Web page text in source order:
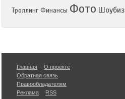
Троллинг Финансы Фото Шоубиз
Главная
О проекте
Обратная связь
Правообладателям
Реклама
RSS